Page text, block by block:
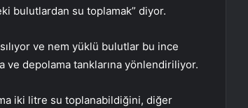
bulutlardan su toplamak” diyor.
ve nem yüklü bulutlar bu ince
ve depolama tanklarına yönlendiriliyor.
iki litre su toplanabildiğini, diğer